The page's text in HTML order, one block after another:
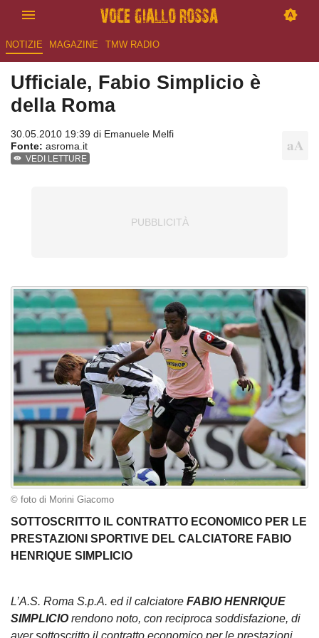
NOTIZIE MAGAZINE TMW RADIO
Ufficiale, Fabio Simplicio è
della Roma
30.05.2010 19:39 di Emanuele Melfi
Fonte: asroma.it
VEDI LETTURE
© foto di Morini Giacomo
SOTTOSCRITTO IL CONTRATTO ECONOMICO PER LE
PRESTAZIONI SPORTIVE DEL CALCIATORE FABIO
HENRIQUE SIMPLICIO
L’A.S. Roma S.p.A. ed il calciatore FABIO HENRIQUE
SIMPLICIOrendono noto, con reciproca soddisfazione, di